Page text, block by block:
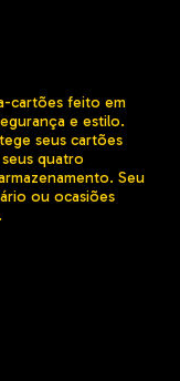
cartões feito em
e estilo.
seus cartões
quatro
Seu
ou ocasiões